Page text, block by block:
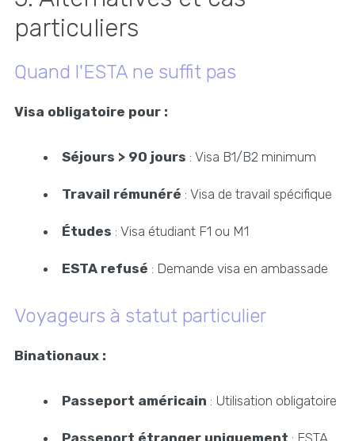
particuliers
Quand l'ESTA ne suffit pas
Visa obligatoire pour :
Séjours > 90 jours : Visa B1/B2 minimum
Travail rémunéré : Visa de travail spécifique
Études : Visa étudiant F1 ou M1
ESTA refusé : Demande visa en ambassade
Voyageurs à statut particulier
Binationaux :
Passeport américain : Utilisation obligatoire
Passeport étranger uniquement : ESTA